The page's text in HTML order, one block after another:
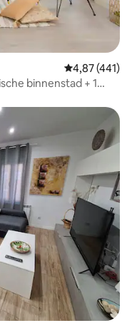
Gemiddelde
4,87 (441)
binnenstad + 1